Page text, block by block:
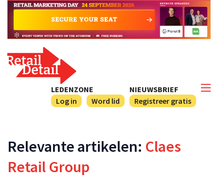
NIEUWSBRIEF
Registreer gratis
LEDENZONE
Log in
Word lid
Relevante artikelen: Claes
Retail Group